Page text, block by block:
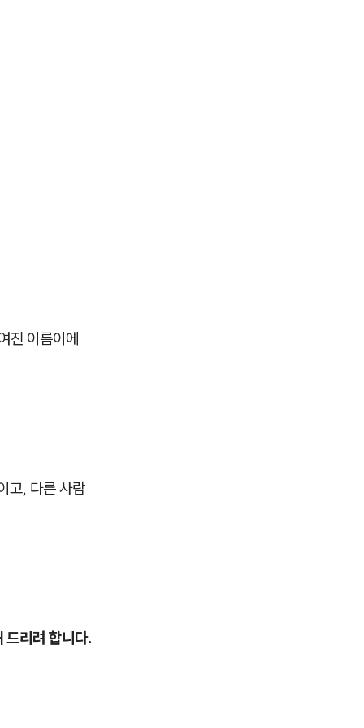
진 이름이에
고, 다른 사람
드리려 합니다.